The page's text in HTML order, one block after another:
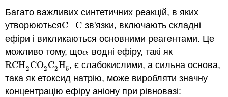
Багато важливих синтетичних реакцій, в яких
утворюютьсяC−C
C−C зв'язки, включають складні
ефіри і викликаються основними реагентами. Це
можливо тому, щоα
α водні ефіру, такі як
RCH2 CO2C2H5
RCH2CO2C2H5, є слабокислими, а сильна основа,
така як етоксид натрію, може виробляти значну
концентрацію ефіру аніону при рівновазі: